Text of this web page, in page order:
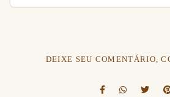
DEIXE SEU COMENTÁRIO,